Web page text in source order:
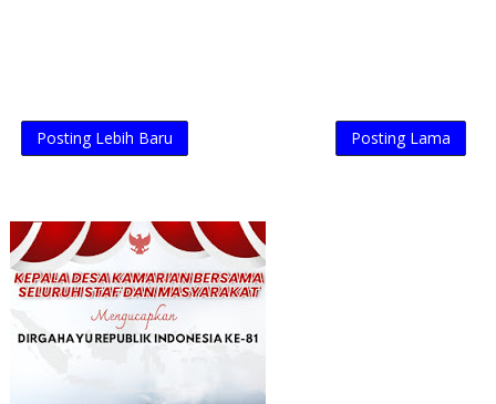
Posting Lebih Baru Posting Lama